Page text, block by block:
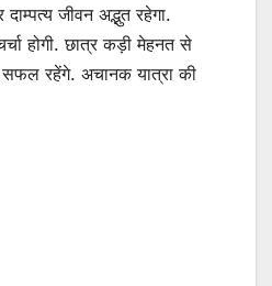
जीवन अद्भुत रहेगा.
होगी. छात्र कड़ी मेहनत से
रहेंगे. अचानक यात्रा की